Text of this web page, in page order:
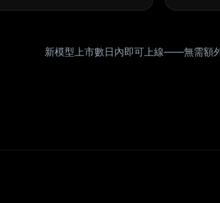
新模型上市數日內即可上線——無需額